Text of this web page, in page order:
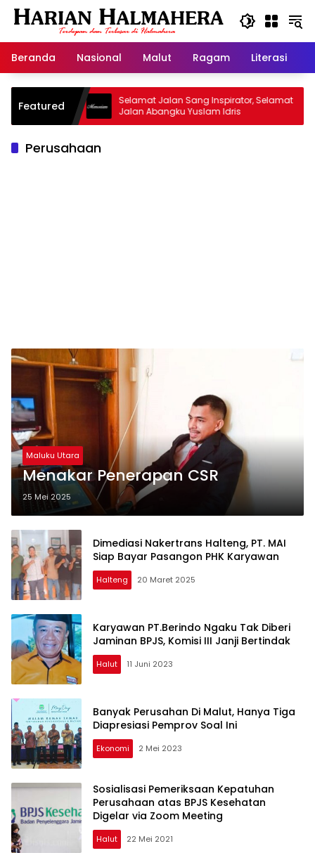
Langsung
Beranda
Nasional Malut Ragam Literasi
Featured
Selamat Jalan Sang Inspirator, Selamat
Jalan Abangku Yuslam Idris
Perusahaan
Maluku Utara
Menakar Penerapan CSR
25 Mei 2025
Dimediasi Nakertrans Halteng, PT. MAI
Siap Bayar Pasangon PHK Karyawan
Halteng 20 Maret 2025
Karyawan PT.Berindo Ngaku Tak Diberi
Jaminan BPJS, Komisi III Janji Bertindak
Halut 11 Juni 2023
Banyak Perusahan Di Malut, Hanya Tiga
Diapresiasi Pemprov Soal Ini
Ekonomi 2 Mei 2023
Sosialisasi Pemeriksaan Kepatuhan
Perusahaan atas BPJS Kesehatan
Digelar via Zoom Meeting
Halut 22 Mei 2021